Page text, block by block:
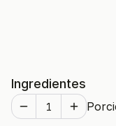
Ingredientes